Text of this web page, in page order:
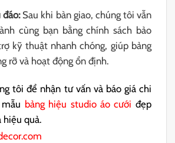
đáo:Sau khi bàn giao, chúng tôi vẫn
cùng bạn bằng chính sách bảo
kỹ thuật nhanh chóng, giúp bảng
rỡ và hoạt động ổn định.
tôi để nhận tư vấn và báo giá chi
bảng hiệu studio áo cưới đẹp
hiệu quả.